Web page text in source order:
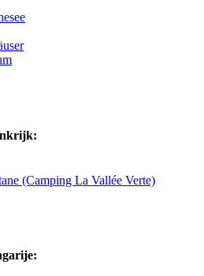
(Camping La Vallée Verte)